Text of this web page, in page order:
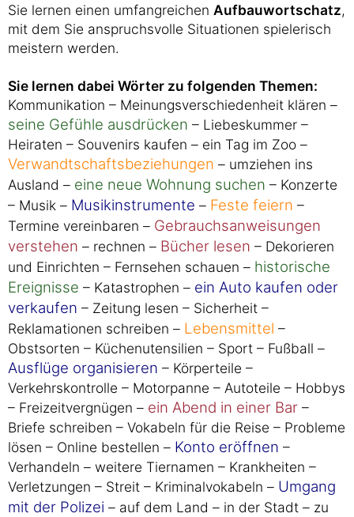
Sie lernen einen umfangreichen Aufbauwortschatz,
mit dem Sie anspruchsvolle Situationen spielerisch
meistern werden.
Sie lernen dabei Wörter zu folgenden Themen:
Kommunikation – Meinungsverschiedenheit klären –
seine Gefühle ausdrücken – Liebeskummer –
Heiraten – Souvenirs kaufen – ein Tag im Zoo –
Verwandtschaftsbeziehungen – umziehen ins
Ausland – eine neue Wohnung suchen – Konzerte
– Musik – Musikinstrumente – Feste feiern –
Termine vereinbaren – Gebrauchsanweisungen
verstehen – rechnen – Bücher lesen – Dekorieren
und Einrichten – Fernsehen schauen – historische
Ereignisse – Katastrophen – ein Auto kaufen oder
verkaufen – Zeitung lesen – Sicherheit –
Reklamationen schreiben – Lebensmittel –
Obstsorten – Küchenutensilien – Sport – Fußball –
Ausflüge organisieren – Körperteile –
Verkehrskontrolle – Motorpanne – Autoteile – Hobbys
– Freizeitvergnügen – ein Abend in einer Bar –
Briefe schreiben – Vokabeln für die Reise – Probleme
lösen – Online bestellen – Konto eröffnen –
Verhandeln – weitere Tiernamen – Krankheiten –
Verletzungen – Streit – Kriminalvokabeln – Umgang
mit der Polizei – auf dem Land – in der Stadt – zu